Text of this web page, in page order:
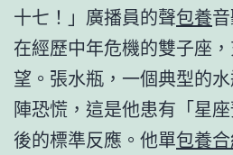
十七！」廣播員的聲包養
在經歷中年危機的雙子座
望。張水瓶，一個典型的
陣恐慌，這是他患有「星座
後的標準反應。他單包養